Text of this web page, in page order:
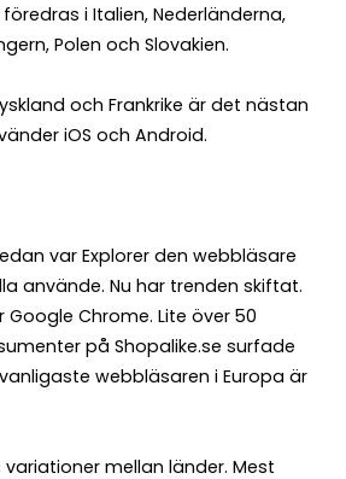
i Italien, Nederländerna,
Polen och Slovakien.
och Frankrike är det nästan
iOS och Android.
var Explorer den webbläsare
använde. Nu har trenden skiftat.
Chrome. Lite över 50
på Shopalike.se surfade
webbläsaren i Europa är
mellan länder. Mest